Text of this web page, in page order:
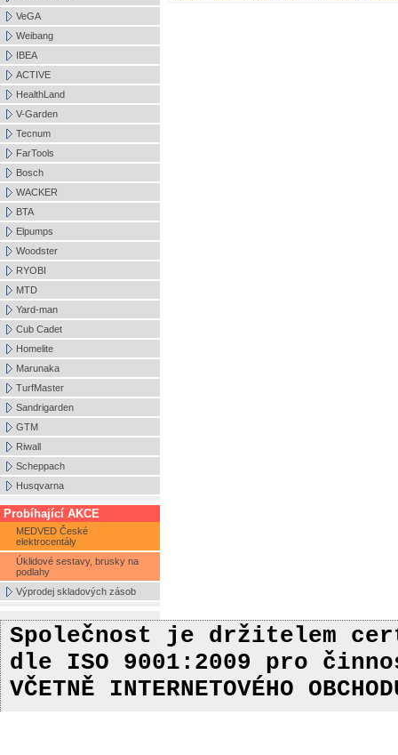
VeGA
Weibang
IBEA
ACTIVE
HealthLand
V-Garden
Tecnum
FarTools
Bosch
WACKER
BTA
Elpumps
Woodster
RYOBI
MTD
Yard-man
Cub Cadet
Homelite
Marunaka
TurfMaster
Sandrigarden
GTM
Riwall
Scheppach
Husqvarna
Probíhající AKCE
MEDVED České
elektrocentály
Úklidové sestavy, brusky na
podlahy
Výprodej skladových zásob
Společnost je držitelem
dle ISO 9001:2009 pro
VČETNĚ INTERNETOVÉHO